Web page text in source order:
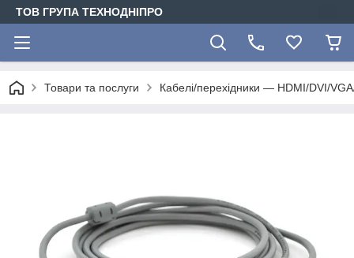
ТОВ ГРУПА ТЕХНОДНІПРО
Товари та послуги Кабелі/перехідники — HDMI/DVI/